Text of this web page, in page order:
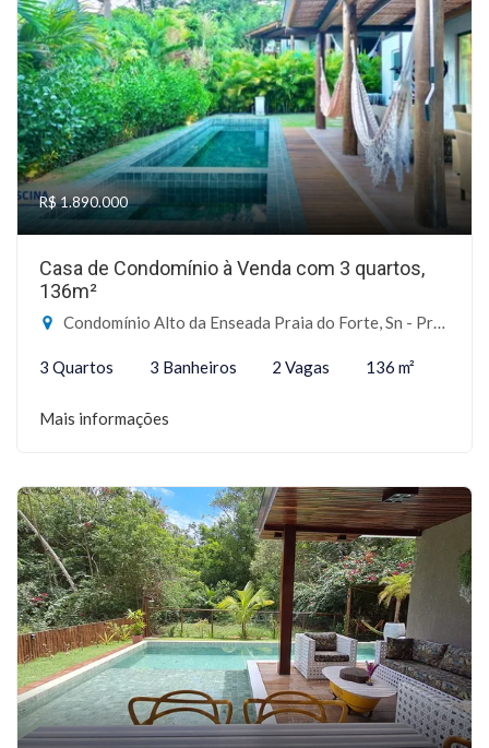
R$ 1.890.000
Casa de Condomínio à Venda com 3 quartos,
136m²
Condomínio Alto da Enseada Praia do Forte, Sn - Praia do Forte, Mata de São João-BA
3 Quartos 3 Banheiros 2 Vagas 136 m²
Mais informações